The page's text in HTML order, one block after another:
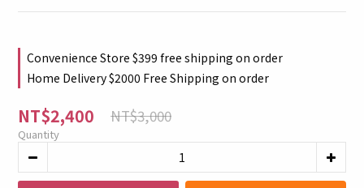
Convenience Store $399 free shipping on order
Home Delivery $2000 Free Shipping on order
NT$2,400 NT$3,000
Quantity